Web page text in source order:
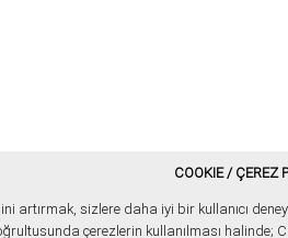
COOKIE / ÇEREZ
artırmak, sizlere daha iyi bir kullanıcı
çerezlerin kullanılması halinde;